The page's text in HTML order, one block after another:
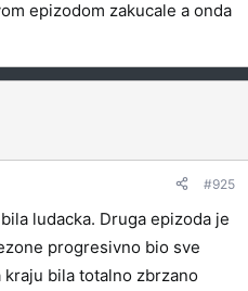
epizodom zakucale a onda
#925
ludacka. Druga epizoda je
progresivno bio sve
bila totalno zbrzano